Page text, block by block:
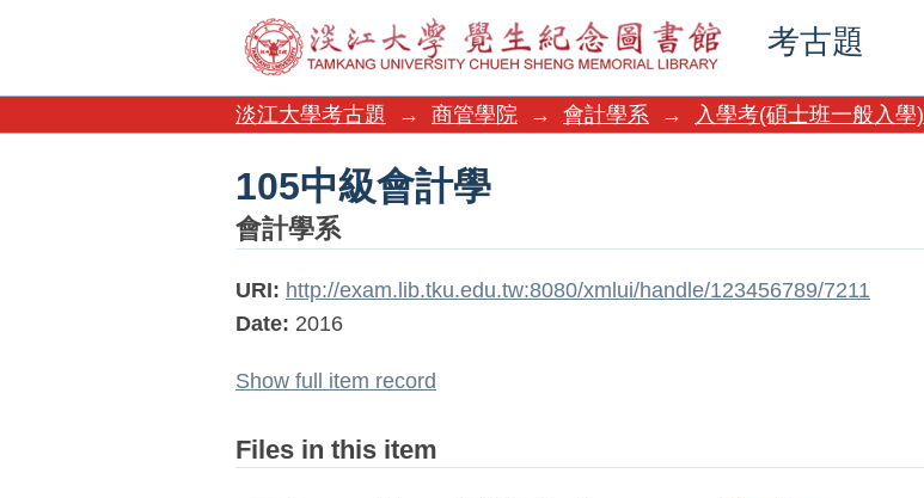
考古題
105中級會計學
淡江大學考古題
→ 商管學院 → 會計學系 → 入學考(碩士班一般入學)
105中級會計學
會計學系
URI: http://exam.lib.tku.edu.tw:8080/xmlui/handle/123456789/7211
Date: 2016
Show full item record
Files in this item